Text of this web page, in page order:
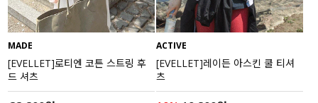
MADE
[EVELLET]로티엔 코튼 스트링 후
드 셔츠
ACTIVE
[EVELLET]레이든 아스킨 쿨 티셔
츠